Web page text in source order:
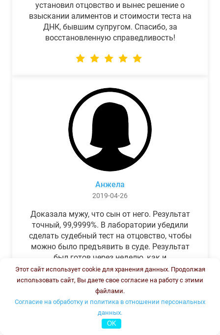
установил отцовство и вынес решение о
взыскании алиментов и стоимости теста на
ДНК, бывшим супругом. Спасибо, за
восстановленную справедливость!
Анжела
2019-04-26
Доказала мужу, что сын от него. Результат
точный, 99,9999%. В лаборатории убедили
сделать судебный тест на отцовство, чтобы
можно было предъявить в суде. Результат
был готов через неделю, как и
обещали.Теперь муж бегает и извиняется.
Этот сайт использует cookie для хранения данных. Продолжая
использовать сайт, Вы даете свое согласие на работу с этими
файлами.
Согласие на обработку и политика в отношении персональных
данных.
OK